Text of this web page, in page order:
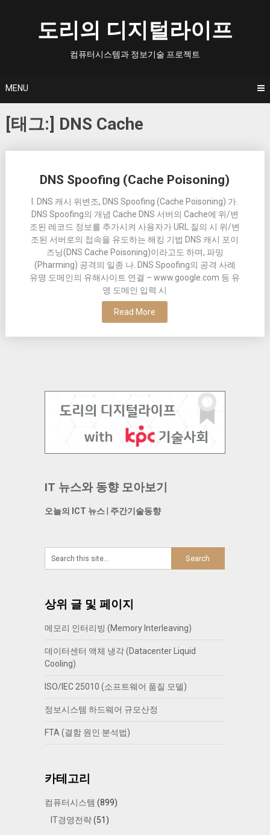
도리의 디지털라이프
컴퓨터시스템과 정보기술 프로젝트
MENU
[태그:] DNS Cache
DNS Spoofing (Cache Poisoning)
I. DNS 캐시 위변조, DNS Spoofing (Cache Poisoning) 가.
DNS Spoofing의 개념 Cache DNS 서버의 Cache에 위/변
조된 레코드 정보를 추가시켜 사용자가 URL 질의 시 위/변
조된 서버로의 접속을 유도하는 해킹 기법 DNS 캐시 포이
즈닝(DNS Cache Poisoning)이라고도 하며, 파밍
(Pharming) 공격의 일종 나. DNS Spoofing의 공격 사례
유명 도메인의 유해사이트 연결 – www.google.com 등 유
명 도메인 입력 시
Read More
navigation
IT 뉴스와 동향 모아보기
오늘의 ICT 뉴스| 주간기술동향
상위 글 및 페이지
메모리 인터리빙 (Memory Interleaving)
데이터센터 액체 냉각 (Datacenter Liquid
Cooling)
ISO/IEC 25010 (소프트웨어 품질 모델)
정보시스템 하드웨어 규모산정
FTA (결함 원인 분석법)
카테고리
컴퓨터시스템 (899)
IT경영전략(51)